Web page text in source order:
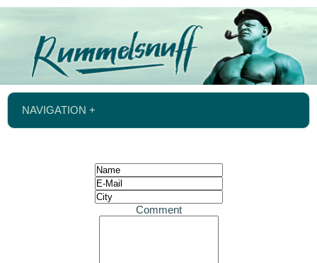
NAVIGATION +
Comment